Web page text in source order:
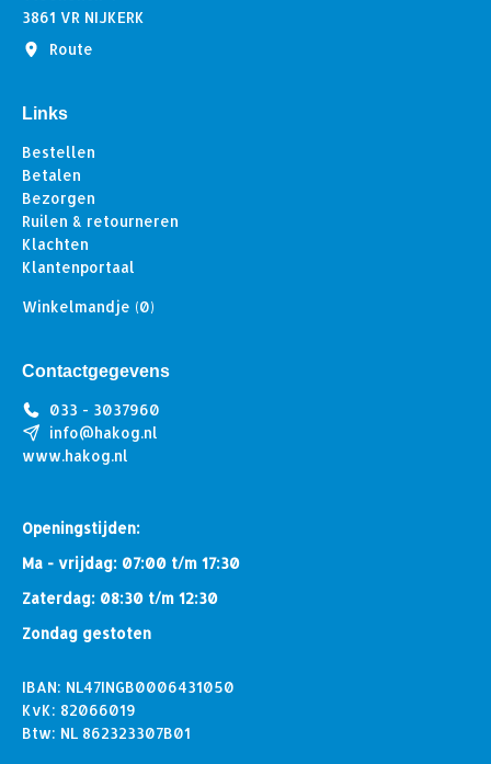
3861 VR NIJKERK
Route
Links
Bestellen
Betalen
Bezorgen
Ruilen & retourneren
Klachten
Klantenportaal
Winkelmandje (0)
Contactgegevens
033 - 3037960
info@hakog.nl
www.hakog.nl
Openingstijden:
Ma - vrijdag: 07:00 t/m 17:30
Zaterdag: 08:30 t/m 12:30
Zondag gestoten
IBAN: NL47INGB0006431050
KvK: 82066019
Btw: NL 862323307B01